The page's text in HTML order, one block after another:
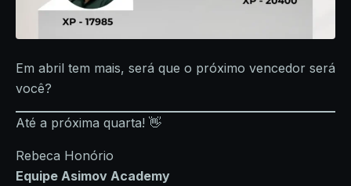
Em abril tem mais, será que o próximo vencedor será
você?
Até a próxima quarta! 👋
Rebeca Honório
Equipe Asimov Academy